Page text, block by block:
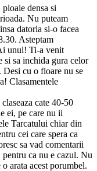
densa si
Nu puteam
datoria si-o facea
Asteptam
unul! Ti-a venit
si sa inchida gura celor
Desi cu o floare nu se
Clasamentele
cate 40-50
ei, pe care nu ii
Tarcatului chiar din
cei care spera ca
sa vad comentarii
pentru ca nu e cazul. Nu
arata acest porumbel.